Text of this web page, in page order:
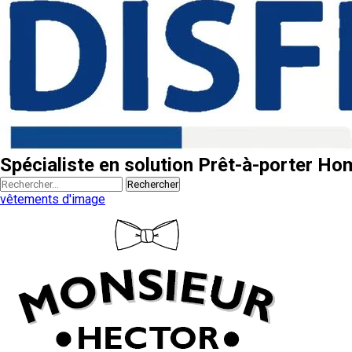
Spécialiste en solution Prêt-à-porter
Rechercher
vêtements d'image